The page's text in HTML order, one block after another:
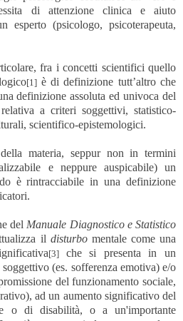
di attenzione clinica e aiuto
esperto (psicologo, psicoterapeuta,
fra i concetti scientifici quello
[1] è di definizione tutt’altro che
definizione assoluta ed univoca del
a criteri soggettivi, statistico-
scientifico-epistemologici.
materia, seppur non in termini
e neppure auspicabile) un
è rintracciabile in una definizione
del Manuale Diagnostico e Statistico
il disturbomentale come una
[3]
che si presenta in un
(es. sofferenza emotiva) e/o
del funzionamento sociale,
ad un aumento significativo del
o di disabilità, o a un'importante